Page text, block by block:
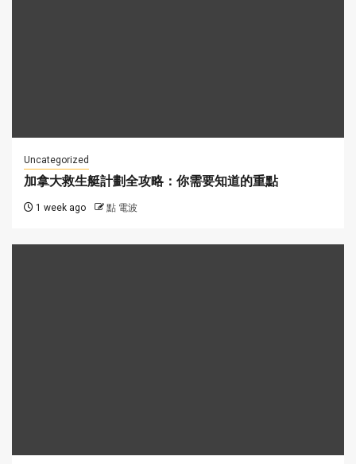
Uncategorized
加拿大救生艇計劃全攻略：你需要知道的重點
1 week ago 點 電波